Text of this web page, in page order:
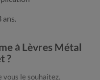
ans.
à Lèvres Métal
?
vous le souhaitez.